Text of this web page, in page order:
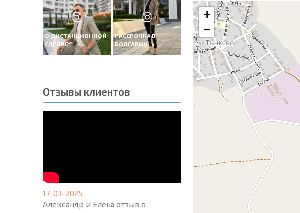
О ДИСТАНЦИОННОЙ
СДЕЛКЕ
РАССРОЧКА В
БОЛГАРИИ
Отзывы клиентов
17-03-2025
Александр и Елена отзыв о
+
−